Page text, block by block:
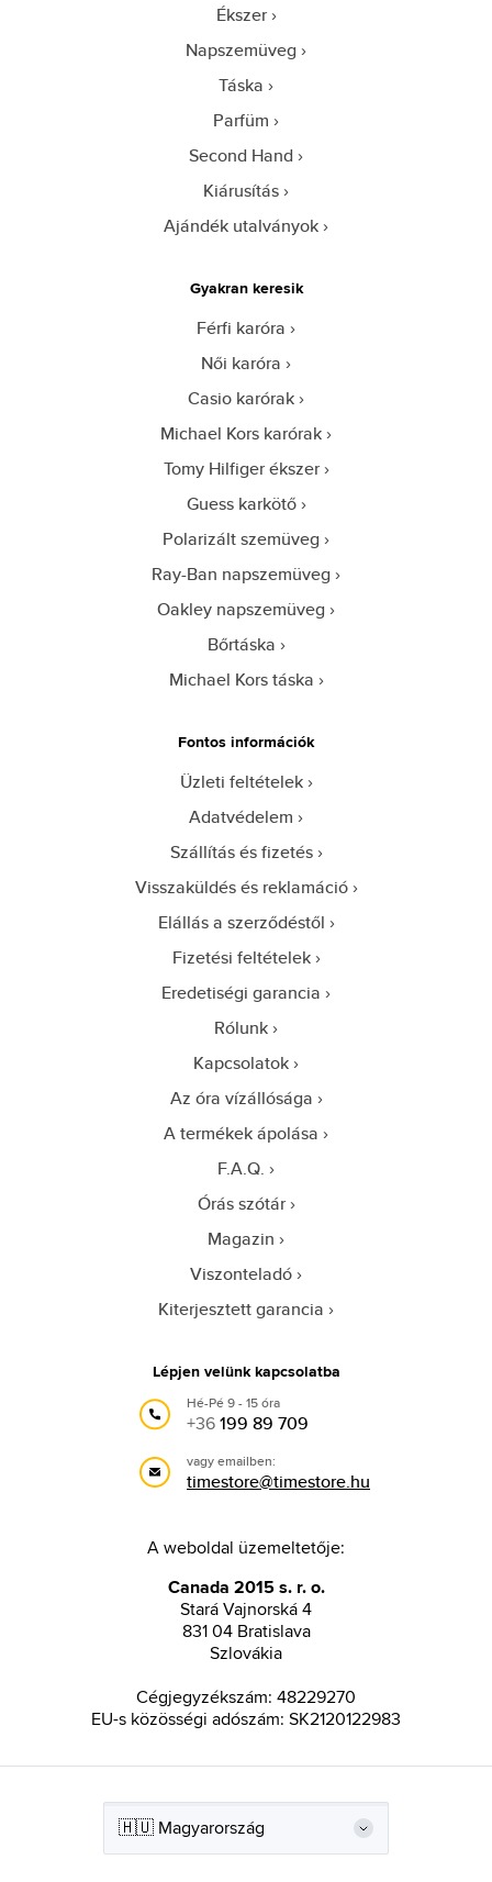
Ékszer
Napszemüveg
Táska
Parfüm
Second Hand
Kiárusítás
Ajándék utalványok
Gyakran keresik
Férfi karóra
Női karóra
Casio karórak
Michael Kors karórak
Tomy Hilfiger ékszer
Guess karkötő
Polarizált szemüveg
Ray-Ban napszemüveg
Oakley napszemüveg
Bőrtáska
Michael Kors táska
Fontos információk
Üzleti feltételek
Adatvédelem
Szállítás és fizetés
Visszaküldés és reklamáció
Elállás a szerződéstől
Fizetési feltételek
Eredetiségi garancia
Rólunk
Kapcsolatok
Az óra vízállósága
A termékek ápolása
F.A.Q.
Órás szótár
Magazin
Viszonteladó
Kiterjesztett garancia
Lépjen velünk kapcsolatba
Hé-Pé 9 - 15 óra
+36199 89 709
vagy emailben:
timestore@timestore.hu
A weboldal üzemeltetője:
Canada 2015 s. r. o.
Stará Vajnorská 4
831 04 Bratislava
Szlovákia
Cégjegyzékszám: 48229270
EU-s közösségi adószám: SK2120122983